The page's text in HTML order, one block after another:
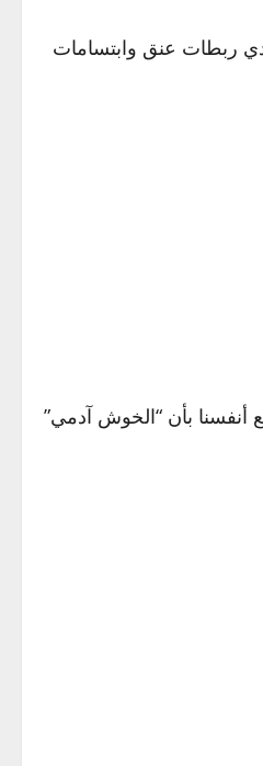
ربطات عنق وابتسامات
أنفسنا بأن “الخوش آدمي”